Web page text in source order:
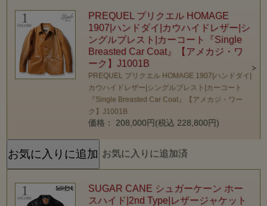
PREQUEL プリクエル HOMAGE
1907|ハンドダイ|カウハイドレザー|シ
ングルブレスト|カーコート『Single
Breasted Car Coat』【アメカジ・ワ
ーク】J1001B
PREQUEL プリクエル HOMAGE 1907|ハンドダイ|
カウハイドレザー|シングルブレスト|カーコート
『Single Breasted Car Coat』【アメカジ・ワー
ク】J1001B
価格： 208,000円(税込 228,800円)
お気に入りに追加済
SUGAR CANE シュガーケーン ホー
スハイド|2nd Type|レザージャケット